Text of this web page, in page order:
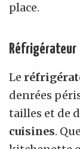
place.
Réfrigérateur
Le
denrées
tailles et de
cuisines.